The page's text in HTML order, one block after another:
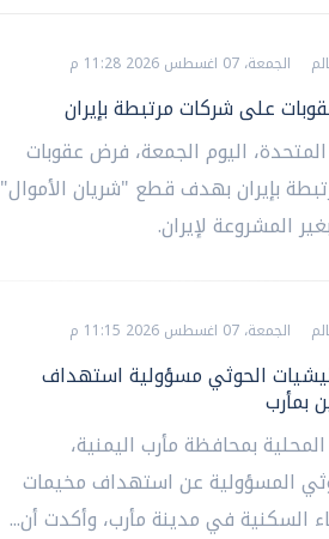
الجمعة، 07 اغسطس 2026 11:28 م
على شركات مرتبطة بإيران
المتحدة، اليوم الجمعة، فرض عقوبات
بإيران بهدف قطع "شريان الأموال"
المشروعة لإيران.
الجمعة، 07 اغسطس 2026 11:15 م
الحوثي مسؤولية استهداف
بمأرب
بمحافظة مأرب اليمنية،
المسؤولية عن استهداف مخيمات
السكنية في مدينة مأرب، وأكدت أن...